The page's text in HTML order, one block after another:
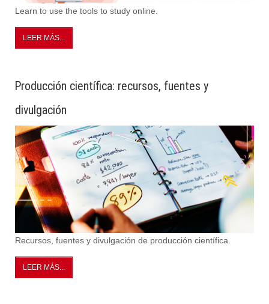
Learn to use the tools to study online.
LEER MÁS...
Producción científica: recursos, fuentes y
divulgación
Recursos, fuentes y divulgación de producción científica.
LEER MÁS...